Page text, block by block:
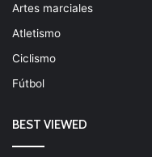
Artes marciales
Atletismo
Ciclismo
Fútbol
BEST VIEWED